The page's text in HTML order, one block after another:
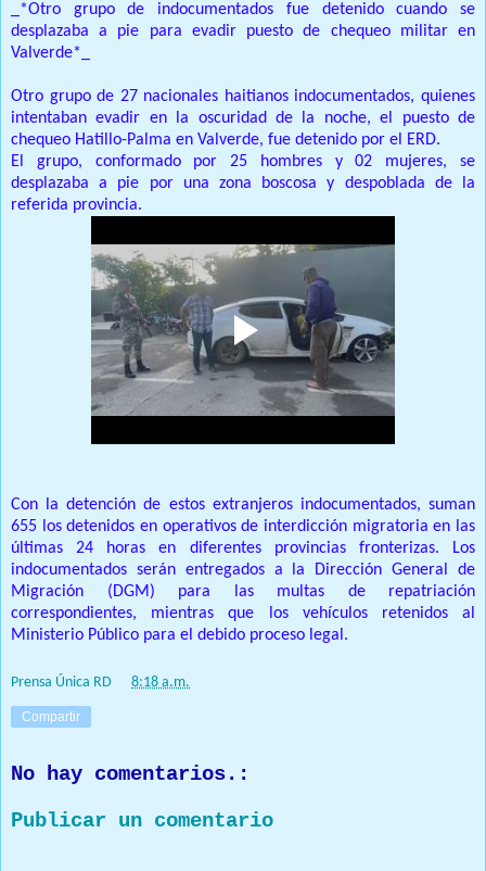
_*Otro grupo de indocumentados fue detenido cuando se
desplazaba a pie para evadir puesto de chequeo militar en
Valverde*_
Otro grupo de 27 nacionales haitianos indocumentados, quienes
intentaban evadir en la oscuridad de la noche, el puesto de
chequeo Hatillo-Palma en Valverde, fue detenido por el ERD.
El grupo, conformado por 25 hombres y 02 mujeres, se
desplazaba a pie por una zona boscosa y despoblada de la
referida provincia.
Con la detención de estos extranjeros indocumentados, suman
655 los detenidos en operativos de interdicción migratoria en las
últimas 24 horas en diferentes provincias fronterizas. Los
indocumentados serán entregados a la Dirección General de
Migración (DGM) para las multas de repatriación
correspondientes, mientras que los vehículos retenidos al
Ministerio Público para el debido proceso legal.
Prensa Única RD 8:18 a.m.
Compartir
No hay comentarios.:
Publicar un comentario